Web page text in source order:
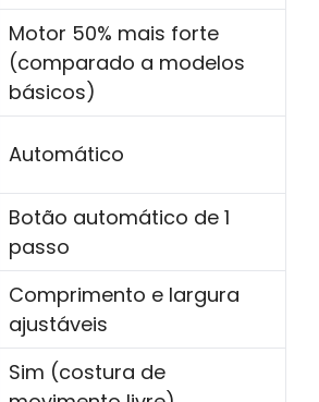
Motor 50% mais forte
(comparado a modelos
básicos)
Automático
Botão automático de 1
passo
Comprimento e largura
ajustáveis
Sim (costura de